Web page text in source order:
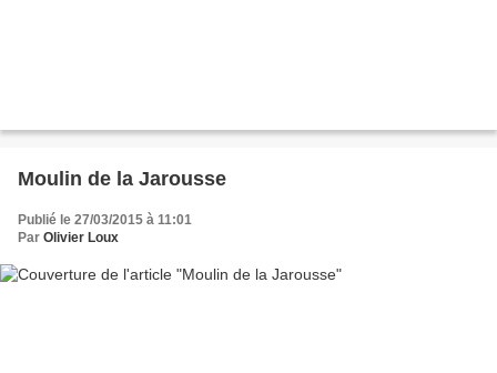
Moulin de la Jarousse
Publié le 27/03/2015 à 11:01
Par Olivier Loux